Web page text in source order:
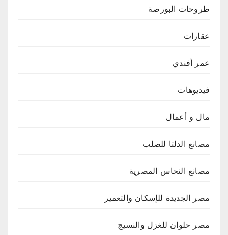
طروحات البورصة
عقارات
عمر أفندي
فيديوهات
مال و أعمال
مصانع الدلتا للصلب
مصانع النحاس المصرية
مصر الجديدة للإسكان والتعمير
مصر حلوان للغزل والنسيج